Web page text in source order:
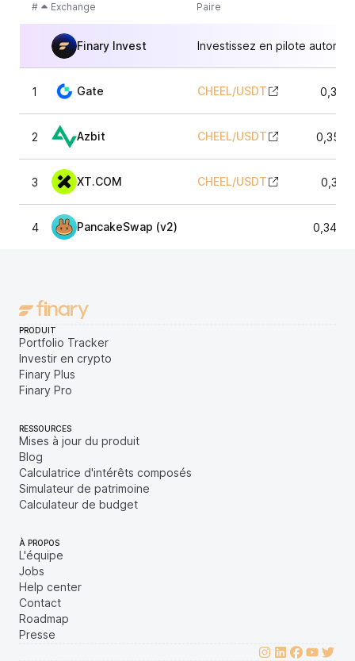
# Exchange Paire
Finary Invest Investissez en pilote
1 Gate CHEEL/USDT
2 Azbit CHEEL/USDT
3 XT.COM CHEEL/USDT
4 PancakeSwap (v2)
PRODUIT
Portfolio Tracker
Investir en crypto
Finary Plus
Finary Pro
RESSOURCES
Mises à jour du produit
Blog
Calculatrice d'intérêts composés
Simulateur de patrimoine
Calculateur de budget
À PROPOS
L'équipe
Jobs
Help center
Contact
Roadmap
Presse